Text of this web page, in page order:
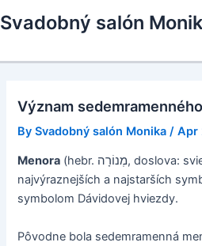
to
Svadobný salón
Význam
BySvadobný salón Monika /Apr
Menora (hebr. מְנוֹרָה‎, doslova: svietnik) je jedným z
najvýraznejších a najstarších
symbolom Dávidovej hviezdy.
Pôvodne bola sedemramenná